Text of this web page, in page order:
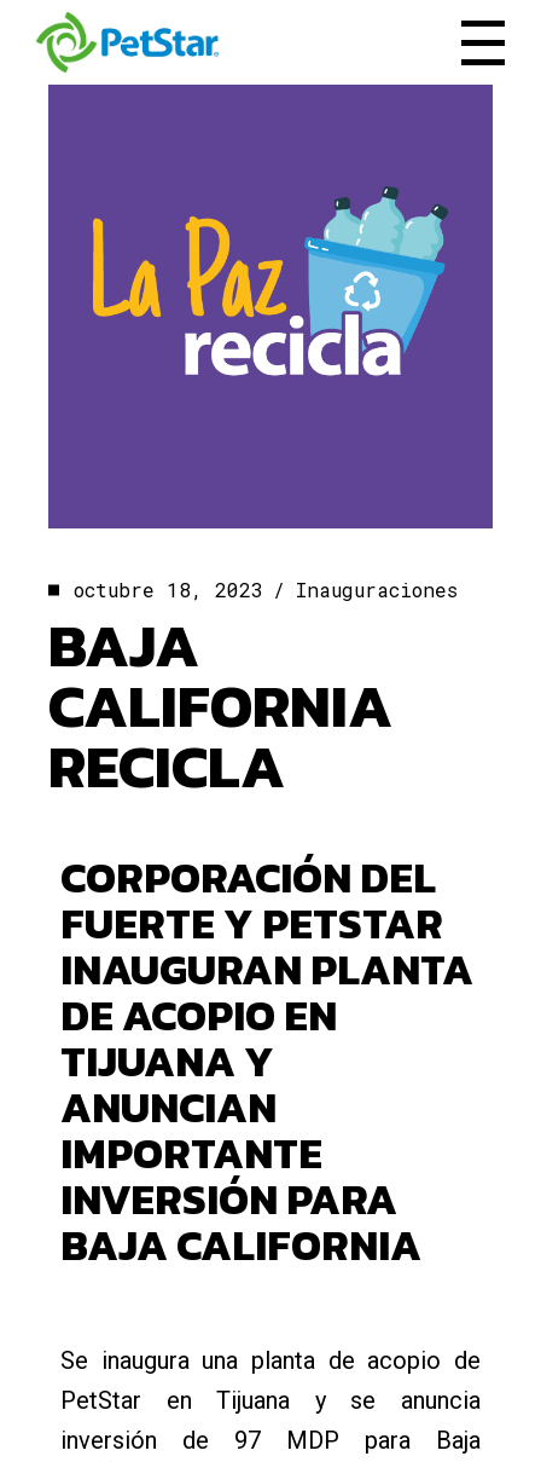
octubre 18, 2023 Inauguraciones
BAJA
CALIFORNIA
RECICLA
CORPORACIÓN DEL
FUERTE Y PETSTAR
INAUGURAN PLANTA
DE ACOPIO EN
TIJUANA Y
ANUNCIAN
IMPORTANTE
INVERSIÓN PARA
BAJA CALIFORNIA
Se inaugura una planta de acopio de
PetStar en Tijuana y se anuncia
inversión de 97 MDP para Baja